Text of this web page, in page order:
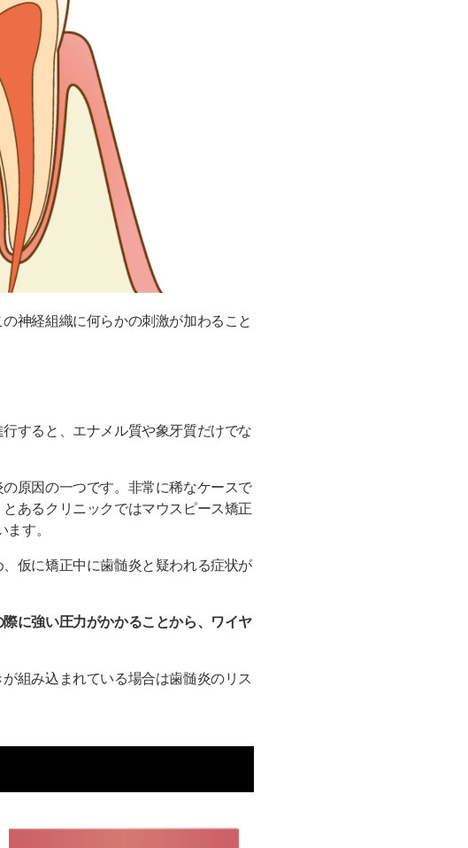
神経組織に何らかの刺激が加わること
行すると、エナメル質や象牙質だけでな
原因の一つです。非常に稀なケースで
あるクリニックではマウスピース矯正
す。
仮に矯正中に歯髄炎と疑われる症状が
に強い圧力がかかることから、ワイヤ
組み込まれている場合は歯髄炎のリス